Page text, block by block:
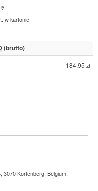
w kartonie
(brutto)
184,95 zł
3070 Kortenberg, Belgium,